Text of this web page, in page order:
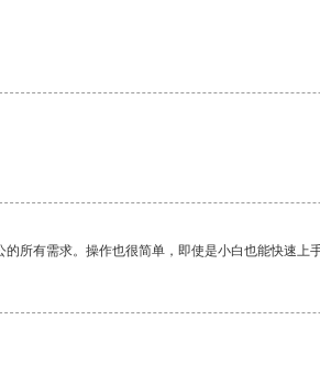
所有需求。操作也很简单，即使是小白也能快速上手